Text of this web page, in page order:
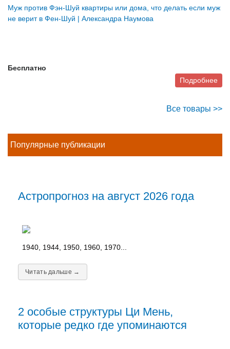
Муж против Фэн-Шуй квартиры или дома, что делать если муж
не верит в Фен-Шуй | Александра Наумова
Бесплатно
Подробнее
Все товары >>
Популярные публикации
Астропрогноз на август 2026 года
1940, 1944, 1950, 1960, 1970...
Читать дальше →
2 особые структуры Ци Мень,
которые редко где упоминаются